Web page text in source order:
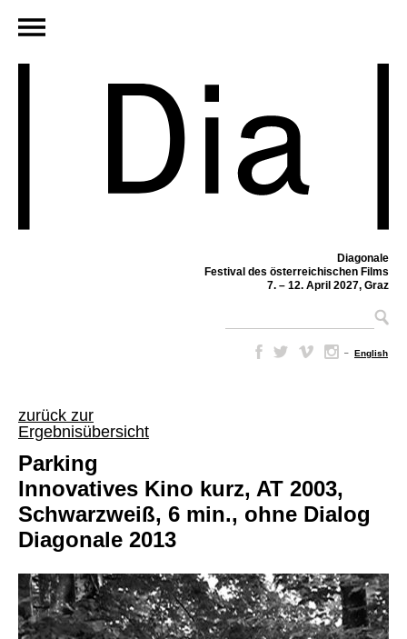
Diagonale
Festival des österreichischen Films
7. – 12. April 2027, Graz
– English
zurück zur
Ergebnisübersicht
Parking
Innovatives Kino kurz, AT 2003,
Schwarzweiß, 6 min., ohne Dialog
Diagonale 2013